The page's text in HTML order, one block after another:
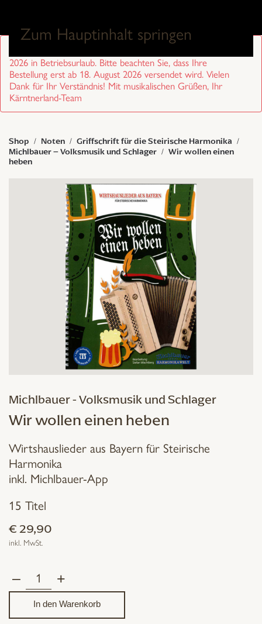
Zum Hauptinhalt springen
2026 in Betriebsurlaub. Bitte beachten Sie, dass Ihre
Bestellung erst ab 18. August 2026 versendet wird. Vielen
Dank für Ihr Verständnis! Mit musikalischen Grüßen, Ihr
Kärntnerland-Team
Shop Noten
Griffschrift für die Steirische Harmonika
Michlbauer – Volksmusik und Schlager
Wir wollen einen
heben
Michlbauer - Volksmusik und Schlager
Wir wollen einen heben
Wirtshauslieder aus Bayern für Steirische
Harmonika
inkl. Michlbauer-App
15 Titel
€ 29,90
inkl. MwSt.
–
Wir
wollen
einen
+
In den Warenkorb